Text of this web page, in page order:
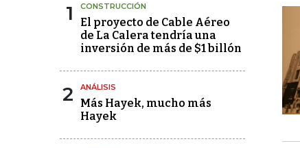
1 CONSTRUCCIÓN
El proyecto de Cable Aéreo
de La Calera tendría una
inversión de más de $1 billón
2 ANÁLISIS
Más Hayek, mucho más
Hayek